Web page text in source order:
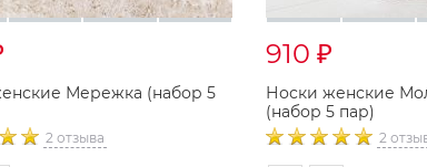
Мережка (набор 5
2 отзыва
910 ₽
Носки женские
(набор 5 пар)
2